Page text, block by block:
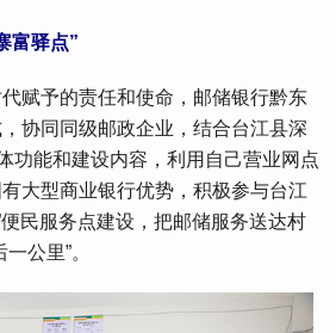
富驿点”
予的责任和使命，邮储银行黔东
协同同级邮政企业，结合台江县深
功能和建设内容，利用自己营业网点
大型商业银行优势，积极参与台江
便民服务点建设，把邮储服务送达村
公里”。